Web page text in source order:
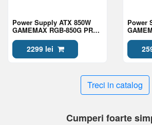
Power Supply ATX 850W
GAMEMAX RGB-850G PRO,
80+ Gold, 140mm ARGB,
Active PFC, ATX 3.1,
PCIe5.1, Full Modular, Black
2299 lei
Power
PRO,
ARGB,
Treci in catalog
Cumperi foarte